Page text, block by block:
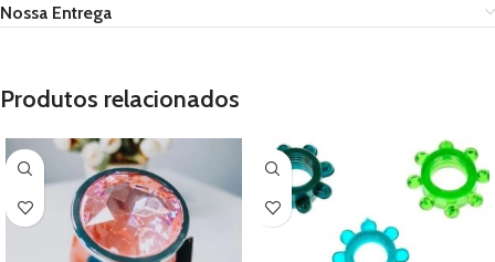
Nossa Entrega
Produtos relacionados